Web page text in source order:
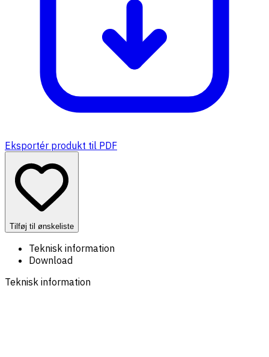
Eksportér produkt til PDF
Tilføj til ønskeliste
Teknisk information
Download
Teknisk information